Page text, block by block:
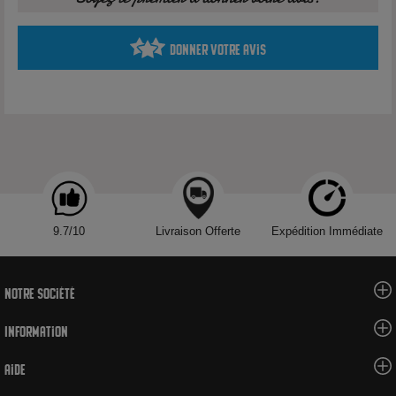
Pour composer ses eliquides, Liquideo utilise des arômes
certifiés de qualité alimentaire ou naturels, de la glycérine
sécurité et sont conformes à la réglementation TPD.
Caractéristiques
Marque : Liquideo
Origine : France
Donner votre avis
9.7/10 Livraison Offerte Expédition Immédiate
Notre société
Information
Aide